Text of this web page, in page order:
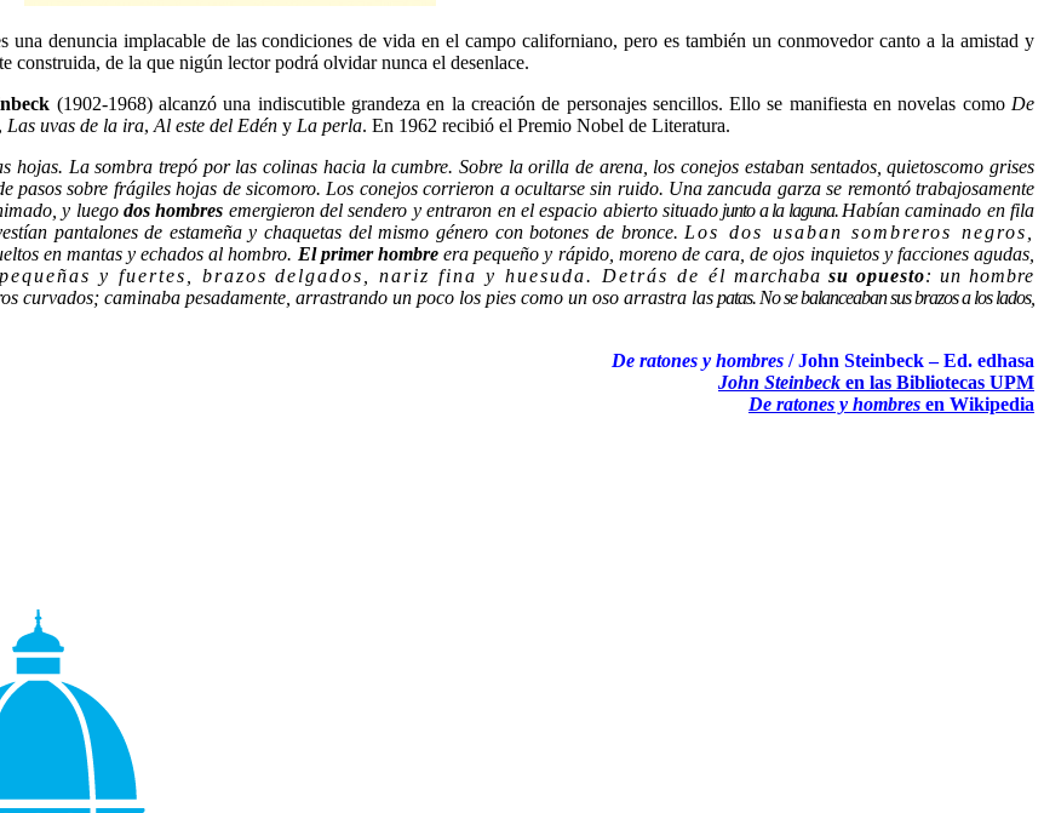
una denuncia implacable de las condiciones de vida en el campo californiano, pero es también un conmovedor canto a la amistad y
construida, de la que nigún lector podrá olvidar nunca el desenlace.
(1902-1968) alcanzó una indiscutible grandeza en la creación de personajes sencillos. Ello se manifiesta en novelas comoDe
, Las uvas de la ira, Al este del Edén y La perla. En 1962 recibió el Premio Nobel de Literatura.
hojas. La sombra trepó por las colinas hacia la cumbre. Sobre la orilla de arena, los conejos estaban sentados, quietoscomo grises
pasos sobre frágiles hojas de sicomoro. Los conejos corrieron a ocultarse sin ruido. Una zancuda garzase remontó trabajosamente
o, y luego dos hombres emergieron del sendero y entraron en el espacio abierto situado junto a la laguna. Habían caminado en fila
pantalones de estameña y chaquetas del mismo género con botones de bronce. Los dos usaban sombreros negros
en mantas y echados al hombro. El primer hombreera pequeño y rápido, moreno decara, de ojos inquietos y facciones agudas,
y fuertes, brazos delgados, nariz fina y huesuda. Detrás de élmarchaba su opuesto: un hombre
curvados; caminaba pesadamente, arrastrando un poco los pies como un oso arrastra laspatas. No se balanceaban sus brazos a los lados,
De ratones y hombres / John Steinbeck – Ed. edhasa
John Steinbeck en las Bibliotecas UPM
De ratones y hombres en Wikipedia